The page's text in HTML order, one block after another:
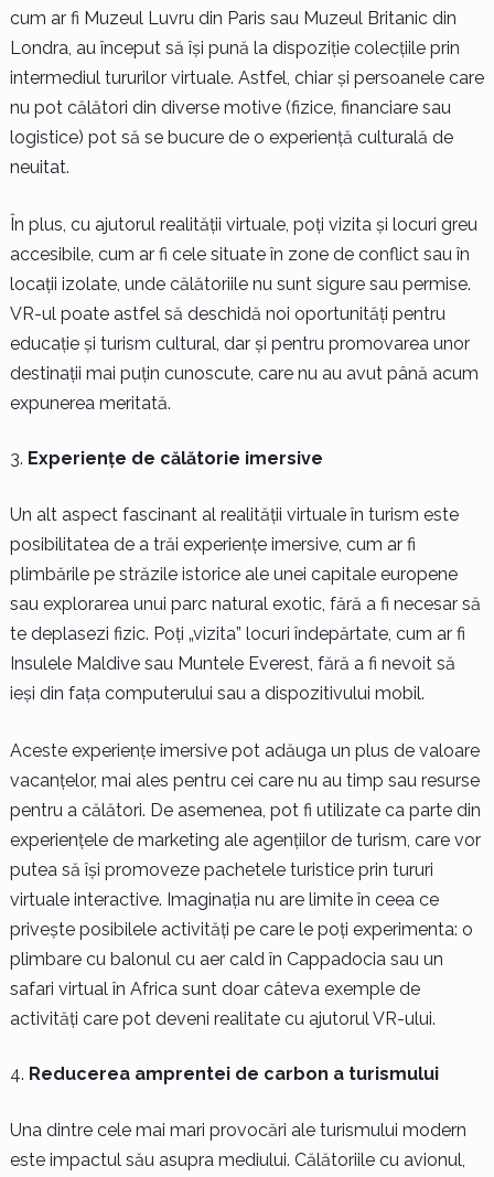
cum ar fi Muzeul Luvru din Paris sau Muzeul Britanic din
Londra, au început să își pună la dispoziție colecțiile prin
intermediul tururilor virtuale. Astfel, chiar și persoanele care
nu pot călători din diverse motive (fizice, financiare sau
logistice) pot să se bucure de o experiență culturală de
neuitat.
În plus, cu ajutorul realității virtuale, poți vizita și locuri greu
accesibile, cum ar fi cele situate în zone de conflict sau în
locații izolate, unde călătoriile nu sunt sigure sau permise.
VR-ul poate astfel să deschidă noi oportunități pentru
educație și turism cultural, dar și pentru promovarea unor
destinații mai puțin cunoscute, care nu au avut până acum
expunerea meritată.
Experiențe de călătorie imersive
Un alt aspect fascinant al realității virtuale în turism este
posibilitatea de a trăi experiențe imersive, cum ar fi
plimbările pe străzile istorice ale unei capitale europene
sau explorarea unui parc natural exotic, fără a fi necesar să
te deplasezi fizic. Poți „vizita” locuri îndepărtate, cum ar fi
Insulele Maldive sau Muntele Everest, fără a fi nevoit să
ieși din fața computerului sau a dispozitivului mobil.
Aceste experiențe imersive pot adăuga un plus de valoare
vacanțelor, mai ales pentru cei care nu au timp sau resurse
pentru a călători. De asemenea, pot fi utilizate ca parte din
experiențele de marketing ale agențiilor de turism, care vor
putea să își promoveze pachetele turistice prin tururi
virtuale interactive. Imaginația nu are limite în ceea ce
privește posibilele activități pe care le poți experimenta: o
plimbare cu balonul cu aer cald în Cappadocia sau un
safari virtual în Africa sunt doar câteva exemple de
activități care pot deveni realitate cu ajutorul VR-ului.
Reducerea amprentei de carbon a turismului
Una dintre cele mai mari provocări ale turismului modern
este impactul său asupra mediului. Călătoriile cu avionul,